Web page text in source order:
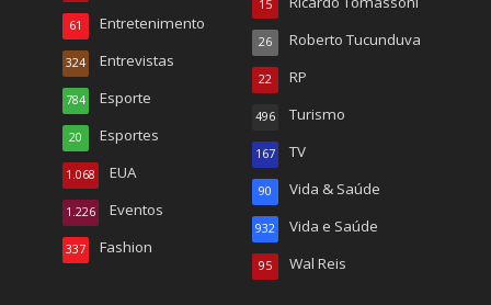
Entretenimento
61
Entrevistas
324
Esporte
784
Esportes
20
EUA
1.068
Eventos
1.226
Fashion
337
15
Roberto Tucunduva
26
RP
22
Turismo
496
TV
167
Vida & Saúde
90
Vida e Saúde
932
Wal Reis
95